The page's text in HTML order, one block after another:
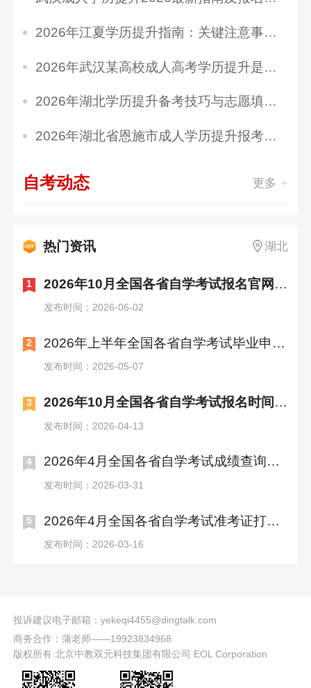
2026年江夏学历提升指南：关键注意事项与实用价...
2026年武汉某高校成人高考学历提升是全日制吗？...
2026年湖北学历提升备考技巧与志愿填报指南
2026年湖北省恩施市成人学历提升报考指南：报名...
自考动态 更多
热门资讯 湖北
1 2026年10月全国各省自学考试报名官网入口汇总
发布时间：2026-06-02
2 2026年上半年全国各省自学考试毕业申请时间及入口汇总
发布时间：2026-05-07
3 2026年10月全国各省自学考试报名时间及入口汇总
发布时间：2026-04-13
4 2026年4月全国各省自学考试成绩查询时间及入口汇总
发布时间：2026-03-31
5 2026年4月全国各省自学考试准考证打印时间及入口汇总
发布时间：2026-03-16
投诉建议电子邮箱：yekeqi4455@dingtalk.com
商务合作：蒲老师——19923834968
版权所有 北京中教双元科技集团有限公司 EOL Corporation